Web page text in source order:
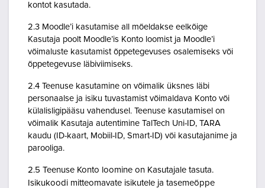
kontot kasutada.
2.3 Moodle’i kasutamise all mõeldakse eelkõige
Kasutaja poolt Moodle’is Konto loomist ja Moodle’i
võimaluste kasutamist õppetegevuses osalemiseks või
õppetegevuse läbiviimiseks.
2.4 Teenuse kasutamine on võimalik üksnes läbi
personaalse ja isiku tuvastamist võimaldava Konto või
külalisligipääsu vahendusel. Teenuse kasutamisel on
võimalik Kasutaja autentimine TalTech Uni-ID, TARA
kaudu (ID-kaart, Mobiil-ID, Smart-ID) või kasutajanime ja
parooliga.
2.5 Teenuse Konto loomine on Kasutajale tasuta.
Isikukoodi mitteomavate isikutele ja tasemeõppe